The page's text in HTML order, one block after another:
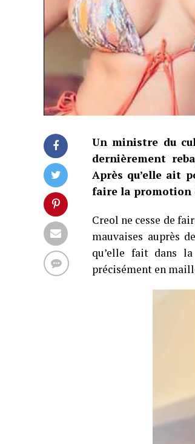
Un ministre du
dernièrement
Après qu’elle ait
faire la promotion
Creol ne cesse de
mauvaises auprès
qu’elle fait dans
précisément en